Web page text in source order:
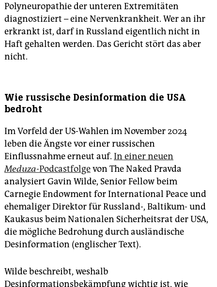
Polyneuropathie der unteren Extremitäten
diagnostiziert – eine Nervenkrankheit. Wer an ihr
erkrankt ist, darf in Russland eigentlich nicht in
Haft gehalten werden. Das Gericht stört das aber
nicht.
Wie russische Desinformation die USA
bedroht
Im Vorfeld der US-Wahlen im November 2024
leben die Ängste vor einer russischen
Einflussnahme erneut auf. In einer neuen
Meduza-Podcastfolgevon The Naked Pravda
analysiert Gavin Wilde, Senior Fellow beim
Carnegie Endowment for International Peace und
ehemaliger Direktor für Russland-, Baltikum- und
Kaukasus beim Nationalen Sicherheitsrat der USA,
die mögliche Bedrohung durch ausländische
Desinformation (englischer Text).
Wilde beschreibt, weshalb
Desinformationsbekämpfung wichtig ist, wie